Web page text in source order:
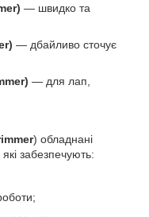
— швидко та
— дбайливо сточує
— для лап,
) обладнані
забезпечують: